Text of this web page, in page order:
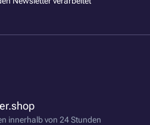
innerhalb von 24 Stunden